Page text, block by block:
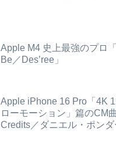
Apple M4 史上最強のプロ
Be／Des’ree」
Apple iPhone 16 Pro「4K
ローモーション」篇のCM
Credits／ダニエル・ポンダ